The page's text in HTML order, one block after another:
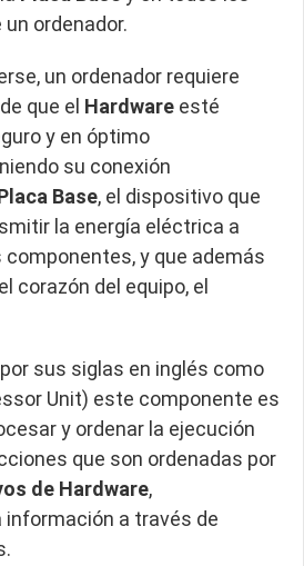
ordenador.
un ordenador requiere
que el Hardware esté
y en óptimo
su conexión
Base, el dispositivo que
la energía eléctrica a
y que además
corazón del equipo, el
sus siglas en inglés como
Unit) este componente es
y ordenar la ejecución
que son ordenadas por
de Hardware,
a través de